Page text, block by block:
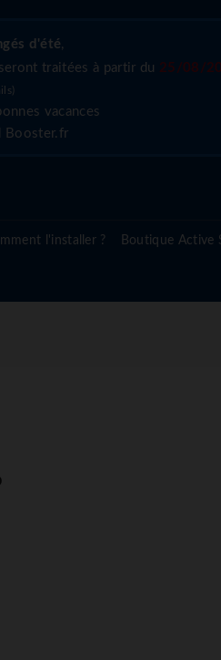
d'été,
seront traitées à partir du 25/08/
vacances
Booster.fr
l'installer ? Boutique Active